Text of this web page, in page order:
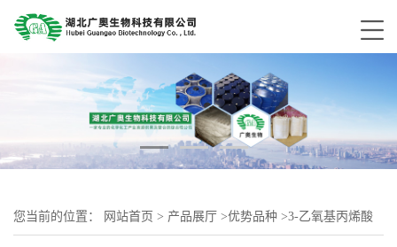
您当前的位置： 网站首页 > 产品展厅 >优势品种 >3-乙氧基丙烯酸